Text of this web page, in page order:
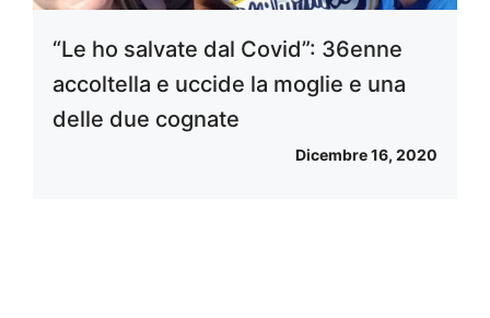
“Le ho salvate dal Covid”: 36enne
accoltella e uccide la moglie e una
delle due cognate
Dicembre 16, 2020